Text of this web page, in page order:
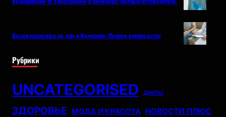
Вызов нарколога на дом в Кемерово: Полное руководство
Рубрики
UNCATEGORISED ДИЕТЫ
ЗДОРОВЬЕ МОДА И КРАСОТА НОВОСТИ ПЛЮС